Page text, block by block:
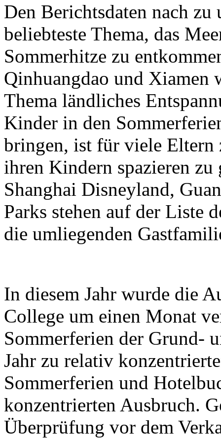
Den Berichtsdaten nach
beliebteste Thema, das
Sommerhitze zu
Qinhuangdao und Xiamen
Thema ländliches
Kinder in den
bringen, ist für viele Eltern
ihren Kindern spazieren zu
Shanghai Disneyland,
Parks stehen auf der Liste
die umliegenden
In diesem Jahr wurde die
College um einen Monat
Sommerferien der Grund-
Jahr zu relativ
Sommerferien und
konzentrierten Ausbruch.
Überprüfung vor dem